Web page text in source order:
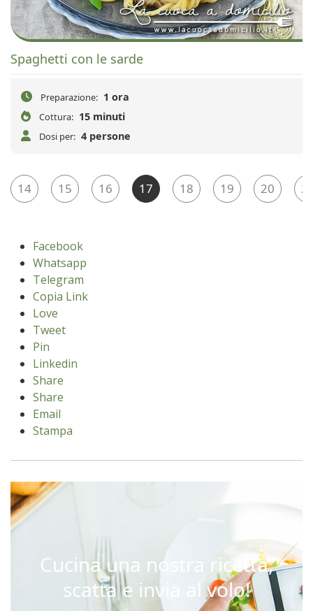
Spaghetti con le sarde
Preparazione: 1 ora
Cottura: 15 minuti
Dosi per: 4 persone
14 15 16 17 18 19 20
Facebook
Whatsapp
Telegram
Copia Link
Love
Tweet
Pin
Linkedin
Share
Share
Email
Stampa
Cucina una nostra ricetta,
scatta e invia al volo!